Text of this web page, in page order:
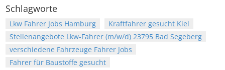
Schlagworte
Lkw Fahrer Jobs Hamburg
Kraftfahrer gesucht Kiel
Stellenangebote Lkw-Fahrer (m/w/d) 23795 Bad Segeberg
verschiedene Fahrzeuge Fahrer Jobs
Fahrer für Baustoffe gesucht